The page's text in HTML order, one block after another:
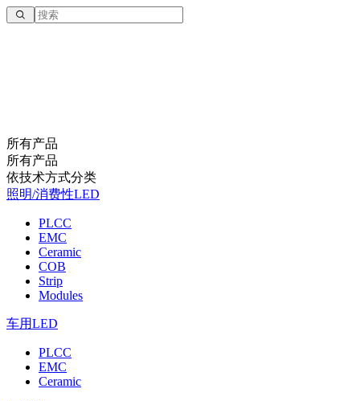
所有产品
所有产品
依技术方式分类
照明/消费性LED
PLCC
EMC
Ceramic
COB
Strip
Modules
车用LED
PLCC
EMC
Ceramic